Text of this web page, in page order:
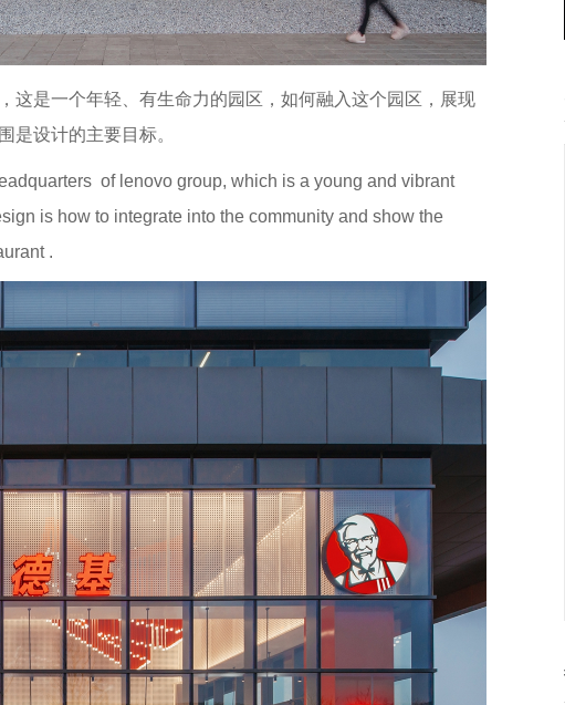
这是一个年轻、有生命力的园区，如何融入这个园区，展现
是设计的主要目标。
of lenovo group, which is a young and vibrant
is how to integrate into the community and show the
.